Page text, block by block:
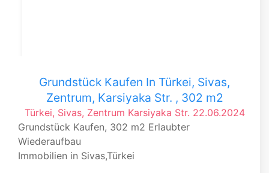
Grundstück Kaufen In Türkei, Sivas,
Zentrum, Karsiyaka Str. , 302 m2
Türkei, Sivas, Zentrum Karsiyaka Str. 22.06.2024
Grundstück Kaufen, 302 m2 Erlaubter
Wiederaufbau
Immobilien in Sivas,Türkei